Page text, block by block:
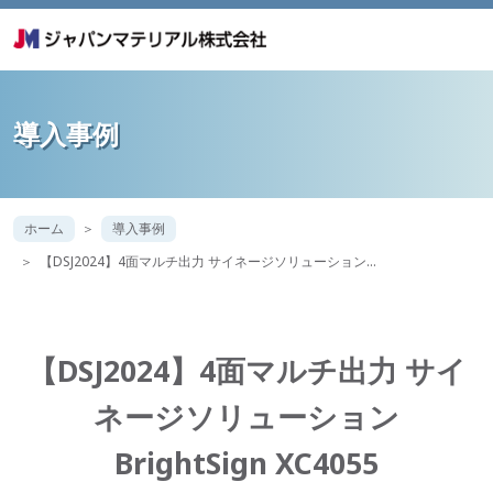
導入事例
ホーム
導入事例
【DSJ2024】4面マルチ出力 サイネージソリューション…
【DSJ2024】4面マルチ出力 サイ
ネージソリューション
BrightSign XC4055